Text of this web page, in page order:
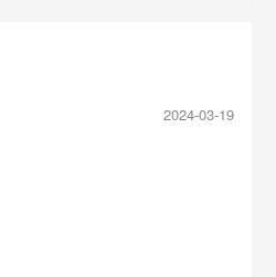
2024-03-19